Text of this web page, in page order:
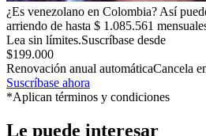
¿Es venezolano en Colombia? Así
arriendo de hasta $ 1.085.561
Lea sin límites.Suscríbase desde
$199.000
Renovación anual automáticaCancela
Suscríbase ahora
*Aplican términos y condiciones
Le puede interesar